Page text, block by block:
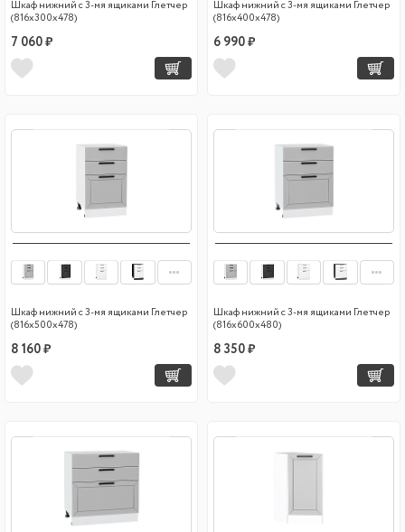
Шкаф нижний с 3-мя ящиками Глетчер
(816х300х478)
7 060 ₽
Шкаф нижний с 3-мя ящиками Глетчер
(816х400х478)
6 990 ₽
Шкаф нижний с 3-мя ящиками Глетчер
(816х500х478)
8 160 ₽
Шкаф нижний с 3-мя ящиками Глетчер
(816х600х480)
8 350 ₽